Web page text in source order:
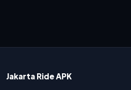
Jakarta Ride APK